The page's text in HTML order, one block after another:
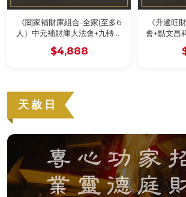
《闔家補財庫組合-全家(至多6
人）中元補財庫大法會+九轉壽
加贈壽生九轉蓮花
$4,888
《升遷旺
會+點文昌
天赦日